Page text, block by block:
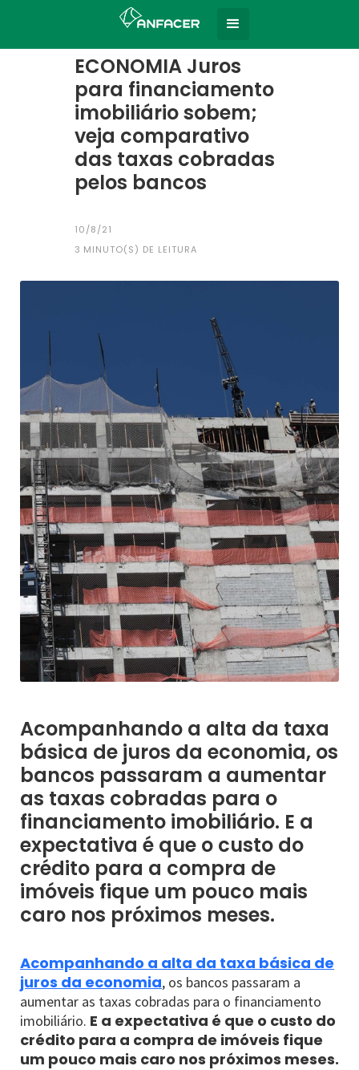
Todas as notícias
ECONOMIA Juros
para financiamento
imobiliário sobem;
veja comparativo
das taxas cobradas
pelos bancos
10/8/21
3 MINUTO(S) DE LEITURA
Acompanhando a alta da taxa
básica de juros da economia, os
bancos passaram a aumentar
as taxas cobradas para o
financiamento imobiliário. E a
expectativa é que o custo do
crédito para a compra de
imóveis fique um pouco mais
caro nos próximos meses.
Acompanhando a alta da taxa básica de
juros da economia, os bancos passaram a
aumentar as taxas cobradas para o financiamento
imobiliário. E a expectativa é que o custo do
crédito para a compra de imóveis fique
um pouco mais caro nos próximos meses.